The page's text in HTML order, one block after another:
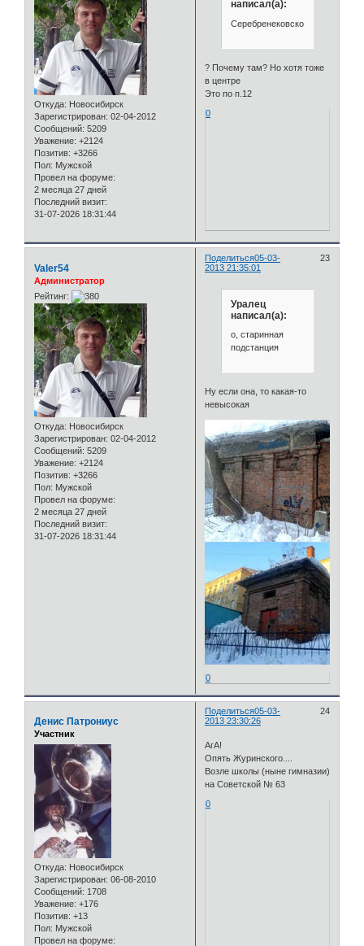
Откуда: Новосибирск
Зарегистрирован: 02-04-2012
Сообщений: 5209
Уважение: +2124
Позитив: +3266
Пол: Мужской
Провел на форуме:
2 месяца 27 дней
Последний визит:
31-07-2026 18:31:44
написал(а):
Серебренековской
? Почему там? Но хотя тоже
в центре
Это по п.12
0
Поделиться 23
05-03-
2013 21:35:01
Valer54
Администратор
Рейтинг:
Откуда: Новосибирск
Зарегистрирован: 02-04-2012
Сообщений: 5209
Уважение: +2124
Позитив: +3266
Пол: Мужской
Провел на форуме:
2 месяца 27 дней
Последний визит:
31-07-2026 18:31:44
Уралец
написал(а):
о, старинная
подстанция
Ну если она, то какая-то
невысокая
0
Поделиться 24
05-03-
2013 23:30:26
Денис Патрониус
Участник
Откуда: Новосибирск
Зарегистрирован: 06-08-2010
Сообщений: 1708
Уважение: +176
Позитив: +13
Пол: Мужской
Провел на форуме:
АгА!
Опять Журинского....
Возле школы (ныне гимназии)
на Советской № 63
0